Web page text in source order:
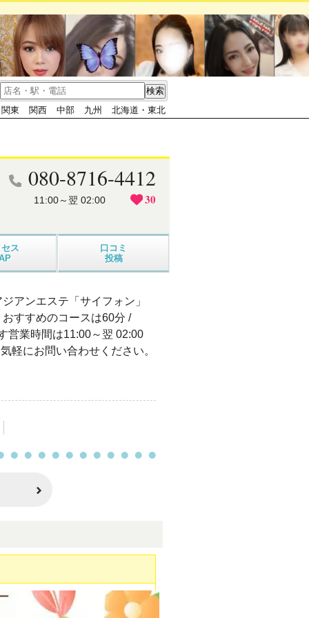
関東 関西 中部 九州 北海道・東北
080-8716-4412
11:00～翌 02:00 30
ス
口コミ
投稿
アンエステ「サイフォン」
すすめのコースは60分 /
営業時間は11:00～翌 02:00
軽にお問い合わせください。